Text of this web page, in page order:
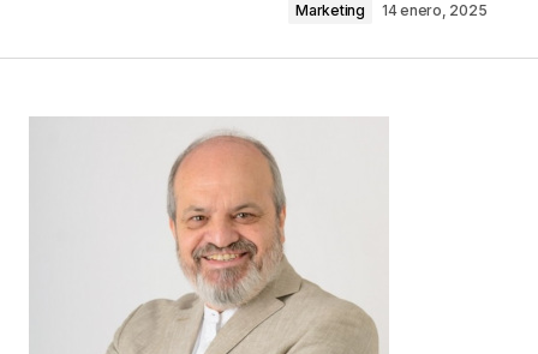
*
Guarda mi nombre, correo electrónico y web en
este navegador para la próxima vez que
comente.
Marketing 14 enero, 2025